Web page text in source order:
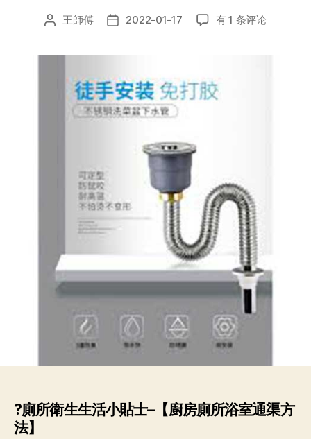
文 王師傅
发 2022-01-17
【廚
室
方
法！
有 1 条评论
?廁所衛生生活小貼士–【廚房廁所浴室通渠方
法】